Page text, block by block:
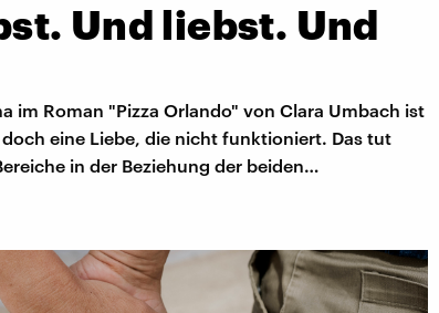
Und liebst. Und
im Roman "Pizza Orlando" von Clara Umbach ist
eine Liebe, die nicht funktioniert. Das tut
in der Beziehung der beiden…